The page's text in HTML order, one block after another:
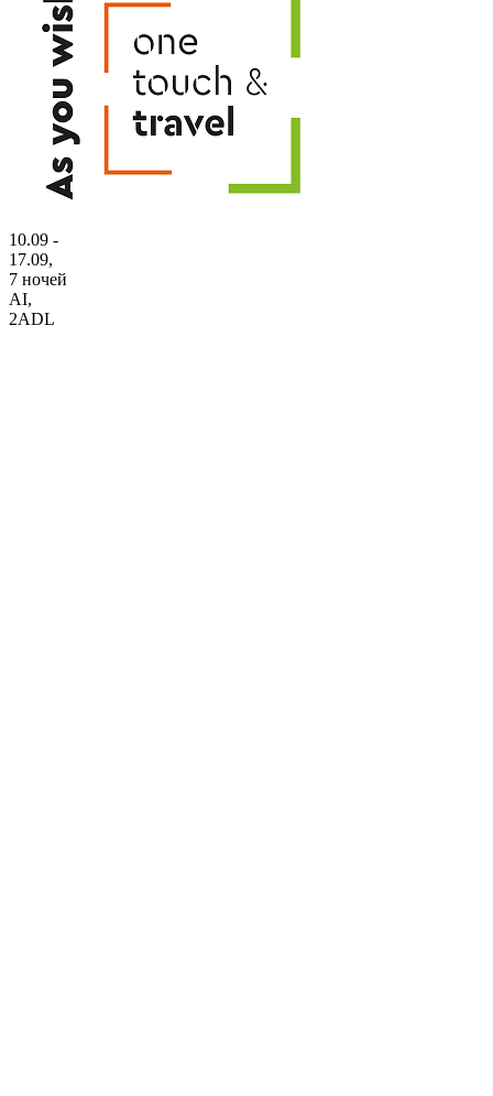
10.09 -
17.09,
7 ночей
AI,
2ADL